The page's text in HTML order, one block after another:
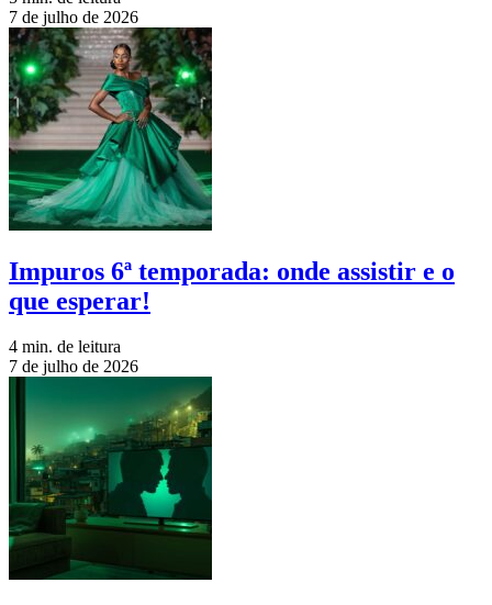
7 de julho de 2026
Impuros 6ª temporada: onde assistir e o
que esperar!
4 min. de leitura
7 de julho de 2026